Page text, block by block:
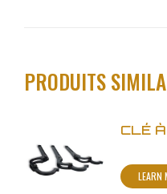
PRODUITS
CLÉ
LEARN